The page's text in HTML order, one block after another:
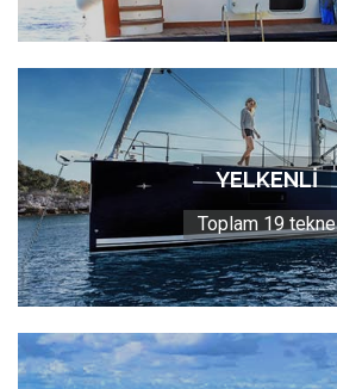
YELKENLİ
Toplam 19 tekne